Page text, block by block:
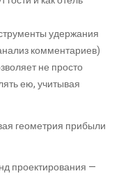
удержания
комментариев)
не просто
ею, учитывая
геометрия прибыли
проектирования —